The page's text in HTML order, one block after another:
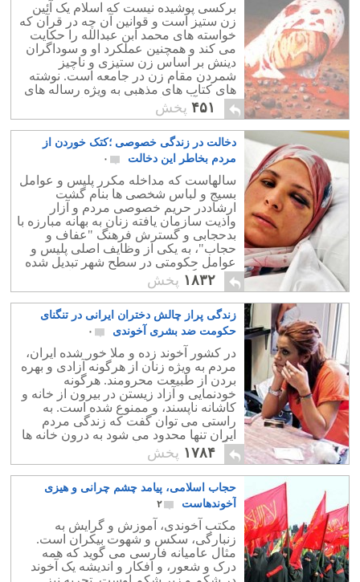
برکسی پوشیده نیست که اسلام یک آئین
زن ستیز است و قوانین آن چه در قرآن که
خواسته های محمد ابن عبدالله را حکایت
می کند و همچنین عملکرد او و سوداگران
دینش بر اساس زن ستیزی و ناچیز
شمردن مقام زن در جامعه است. نوشته
های کتاب های مذهبی به ویژه رساله های
بیشمار آخوندها نیز بیان کننده این حقیقت
تلخ است.
۴۵۱ پخش
دخالت در زندگی خصوصی ؛کتک خوردن از
مردم بخاطر این دخالت
۰
سالهاست که مداخله مکرر پلیس و عوامل
بسیج و لباس شخصی ها بنام گشت
ارشاددر حریم خصوصی مردم و آزار
واذیت سازمان یافته زنان به بهانه مبارزه با
بدحجابی و گسترش فرهنگ "عفاف و
حجاب"، به یکی از وظایف اصلی پلیس و
عوامل حکومتی در سطح شهر تبدیل شده
و هر از گاهی هم منجر به بروز واکنش
هایی از سوی مردم می شود.
۱۸۳۲ پخش
زندگی پراز چالش دختران ایرانی در تنگنای
حکومت ضد بشری آخوندی
۰
در کشور آخوند زده و ملا خور شده ایران،
مردم به ویژه زنان از هرگونه آزادی و بهره
بردن از طبیعت محرومند. هرگونه
خودنمایی و آزاد زیستن در بیرون از خانه و
کاشانه ناپسند، و ممنوع شده است. به
راستی می توان گفت که زندگی مردم
ایران تنها محدود می شود به درون خانه ها
و آنهم در پشت درهای بسته.
۱۷۸۴ پخش
حجاب اسلامی، پیامد چشم چرانی و هیزی
آخوندهاست
۲
مکتب آخوندی، آموزش و گرایش به
زنبارگی، سکس و شهوت بیکران است.
مثال عامیانه فارسی می گوید که همه
درک و شعور، و افکار و اندیشه یک آخوند